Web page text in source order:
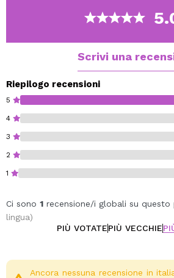
Scrivi una
Riepilogo recensioni
5
4
3
2
1
Ci sono 1 recensione/i globali su
lingua)
PIÙ VOTATEPIÙ VECCHIE
Ancora nessuna recensione in